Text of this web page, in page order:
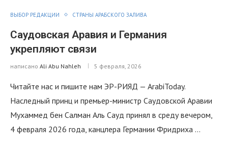
ВЫБОР РЕДАКЦИИ СТРАНЫ АРАБСКОГО ЗАЛИВА
Саудовская Аравия и Германия
укрепляют связи
написано Ali Abu Nahleh 5 февраля, 2026
Читайте нас и пишите нам ЭР-РИЯД — ArabiToday.
Наследный принц и премьер-министр Саудовской Аравии
Мухаммед бен Салман Аль Сауд принял в среду вечером,
4 февраля 2026 года, канцлера Германии Фридриха …